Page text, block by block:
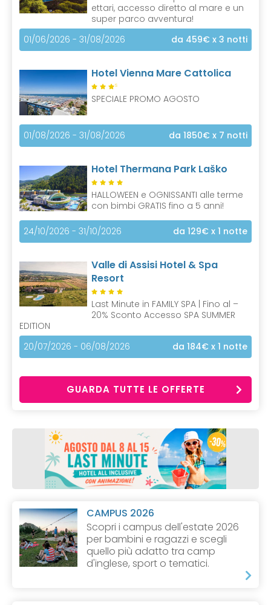
ettari, accesso diretto al mare e un
super parco avventura!
01/06/2026 - 31/08/2026
da 459€ x 3 notti
Hotel Vienna Mare Cattolica
S
SPECIALE PROMO AGOSTO
01/08/2026 - 31/08/2026 da 1850€ x 7 notti
Hotel Thermana Park Laško
HALLOWEEN e OGNISSANTI alle terme
con bimbi GRATIS fino a 5 anni!
24/10/2026 - 31/10/2026 da 129€ x 1 notte
Valle di Assisi Hotel & Spa
Resort
Last Minute in FAMILY SPA | Fino al –
20% Sconto Accesso SPA SUMMER
EDITION
20/07/2026 - 06/08/2026
da 184€ x 1 notte
GUARDA TUTTE LE OFFERTE
CAMPUS 2026
Scopri i campus dell'estate 2026
per bambini e ragazzi e scegli
quello più adatto tra camp
d'inglese, sport o tematici.